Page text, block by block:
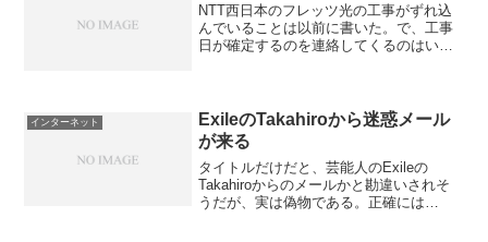
NTT西日本のフレッツ光の工事がずれ込
んでいることは以前に書いた。で、工事
日が確定するのを連絡してくるのはいい
の電話番号でメー...
インターネット
ExileのTakahiroから迷惑メール
が来る
タイトルだけだと、芸能人のExileの
Takahiroからのメールかと勘違いされそ
うだが、実は偽物である。正確には